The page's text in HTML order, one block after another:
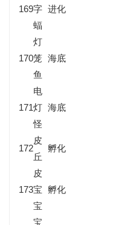
169字
蝠
进化
170
灯
笼
鱼
海底
171
电
灯
怪
海底
172
皮
丘
孵化
173
皮
宝
宝
孵化
宝